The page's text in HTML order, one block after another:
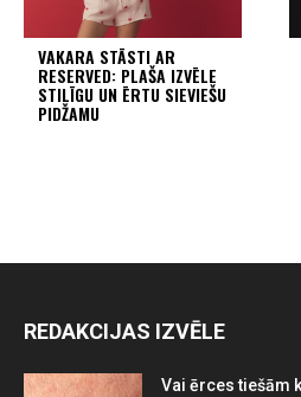
VAKARA STĀSTI AR
RESERVED: PLAŠA IZVĒLE
STILĪGU UN ĒRTU SIEVIEŠU
PIDŽAMU
REDAKCIJAS IZVĒLE
Vai ērces tiešām